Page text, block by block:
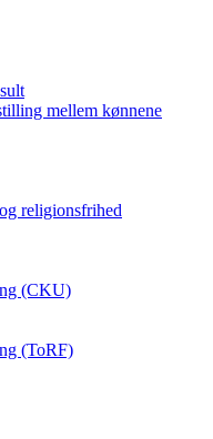
mellem kønnene
religionsfrihed
(CKU)
(ToRF)